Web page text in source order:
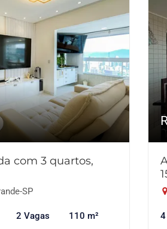
com 3 quartos,
SP
2 Vagas 110 m²